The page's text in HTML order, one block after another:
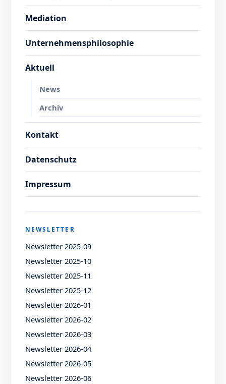
Mediation
Unternehmensphilosophie
Aktuell
News
Archiv
Kontakt
Datenschutz
Impressum
NEWSLETTER
Newsletter 2025-09
Newsletter 2025-10
Newsletter 2025-11
Newsletter 2025-12
Newsletter 2026-01
Newsletter 2026-02
Newsletter 2026-03
Newsletter 2026-04
Newsletter 2026-05
Newsletter 2026-06